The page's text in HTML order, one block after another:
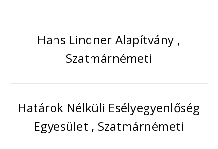
Hans Lindner Alapítvány ,
Szatmárnémeti
Határok Nélküli Esélyegyenlőség
Egyesület , Szatmárnémeti